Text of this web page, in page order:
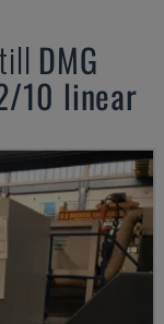
DMG
10 linear